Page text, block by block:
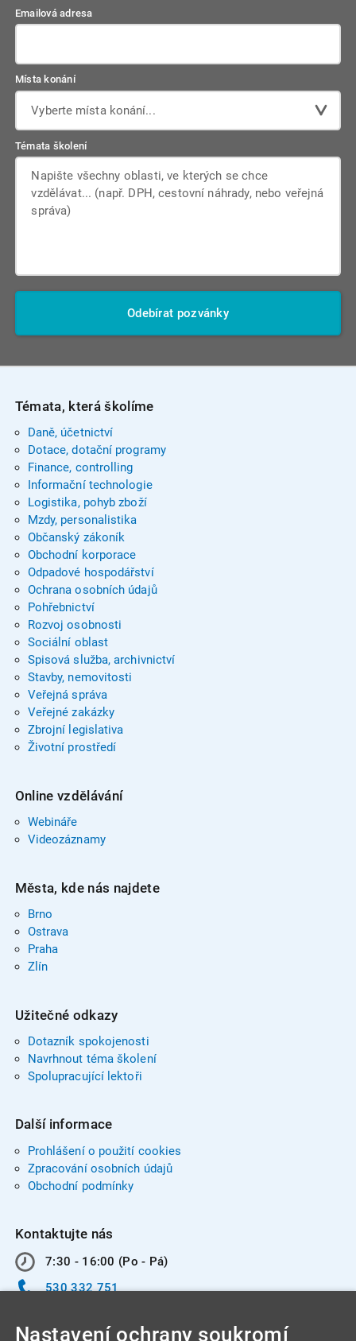
Emailová adresa
Místa konání
Vyberte místa konání...
Témata školení
Odebírat pozvánky
Témata, která školíme
Daně, účetnictví
Dotace, dotační programy
Finance, controlling
Informační technologie
Logistika, pohyb zboží
Mzdy, personalistika
Občanský zákoník
Obchodní korporace
Odpadové hospodářství
Ochrana osobních údajů
Pohřebnictví
Rozvoj osobnosti
Sociální oblast
Spisová služba, archivnictví
Stavby, nemovitosti
Veřejná správa
Veřejné zakázky
Zbrojní legislativa
Životní prostředí
Online vzdělávání
Webináře
Videozáznamy
Města, kde nás najdete
Brno
Ostrava
Praha
Zlín
Užitečné odkazy
Dotazník spokojenosti
Navrhnout téma školení
Spolupracující lektoři
Další informace
Prohlášení o použití cookies
Zpracování osobních údajů
Obchodní podmínky
Kontaktujte nás
7:30 - 16:00 (Po - Pá)
530 332 751
Nastavení ochrany soukromí